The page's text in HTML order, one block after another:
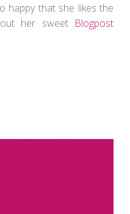
happy that she likes the
her sweet Blogpost